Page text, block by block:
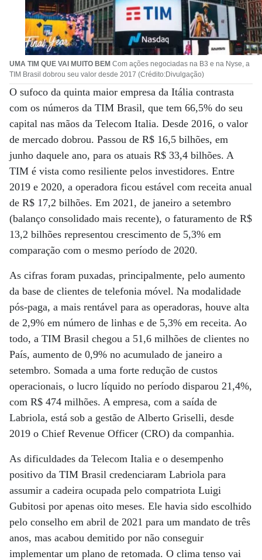
UMA TIM QUE VAI MUITO BEM Com ações negociadas na B3 e na Nyse, a
TIM Brasil dobrou seu valor desde 2017 (Crédito:Divulgação)
O sufoco da quinta maior empresa da Itália contrasta
com os números da TIM Brasil, que tem 66,5% do seu
capital nas mãos da Telecom Italia. Desde 2016, o valor
de mercado dobrou. Passou de R$ 16,5 bilhões, em
junho daquele ano, para os atuais R$ 33,4 bilhões. A
TIM é vista como resiliente pelos investidores. Entre
2019 e 2020, a operadora ficou estável com receita anual
de R$ 17,2 bilhões. Em 2021, de janeiro a setembro
(balanço consolidado mais recente), o faturamento de R$
13,2 bilhões representou crescimento de 5,3% em
comparação com o mesmo período de 2020.
As cifras foram puxadas, principalmente, pelo aumento
da base de clientes de telefonia móvel. Na modalidade
pós-paga, a mais rentável para as operadoras, houve alta
de 2,9% em número de linhas e de 5,3% em receita. Ao
todo, a TIM Brasil chegou a 51,6 milhões de clientes no
País, aumento de 0,9% no acumulado de janeiro a
setembro. Somada a uma forte redução de custos
operacionais, o lucro líquido no período disparou 21,4%,
com R$ 474 milhões. A empresa, com a saída de
Labriola, está sob a gestão de Alberto Griselli, desde
2019 o Chief Revenue Officer (CRO) da companhia.
As dificuldades da Telecom Italia e o desempenho
positivo da TIM Brasil credenciaram Labriola para
assumir a cadeira ocupada pelo compatriota Luigi
Gubitosi por apenas oito meses. Ele havia sido escolhido
pelo conselho em abril de 2021 para um mandato de três
anos, mas acabou demitido por não conseguir
implementar um plano de retomada. O clima tenso vai